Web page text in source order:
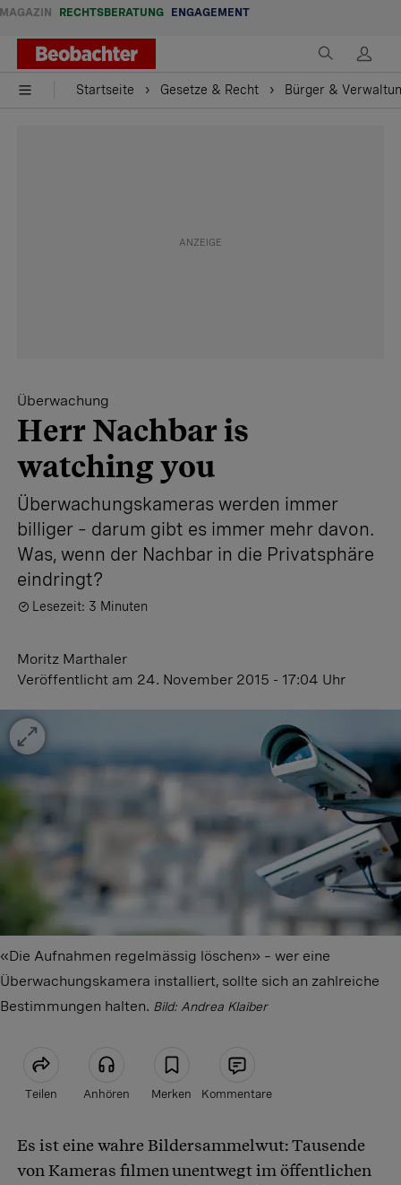
MAGAZIN RECHTSBERATUNG ENGAGEMENT
Startseite Gesetze & Recht Bürger &
Überwachung
Herr Nachbar is
watching you
Überwachungskameras werden immer
billiger – darum gibt es immer mehr davon.
Was, wenn der Nachbar in die Privatsphäre
eindringt?
Lesezeit: 3 Minuten
Moritz Marthaler
Veröffentlicht am 24. November 2015 - 17:04 Uhr
«Die Aufnahmen regelmässig löschen» – wer eine
Überwachungskamera installiert, sollte sich an zahlreiche
Bestimmungen halten. Bild: Andrea Klaiber
Teilen Anhören Merken Kommentare
Artikel teilen
Es ist eine wahre Bildersammelwut: Tausende
von Kameras filmen unentwegt im öffentlichen